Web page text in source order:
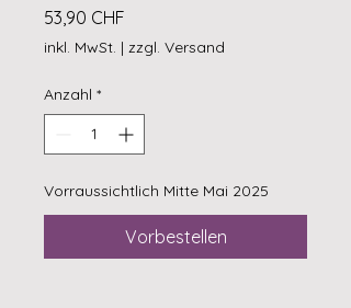
53,90 CHF
inkl. MwSt. | zzgl. Versand
Anzahl *
Vorraussichtlich Mitte Mai 2025
Vorbestellen